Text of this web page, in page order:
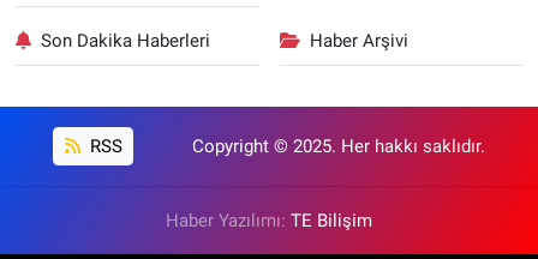
Son Dakika Haberleri Haber Arşivi
RSS Copyright © 2025. Her hakkı saklıdır.
Haber Yazılımı: TE Bilişim